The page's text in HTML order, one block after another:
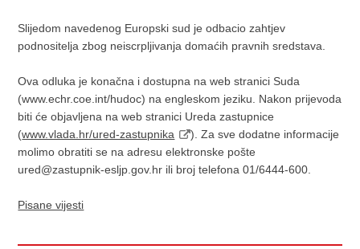
Slijedom navedenog Europski sud je odbacio zahtjev
podnositelja zbog neiscrpljivanja domaćih pravnih sredstava.
Ova odluka je konačna i dostupna na web stranici Suda
(www.echr.coe.int/hudoc) na engleskom jeziku. Nakon prijevoda
biti će objavljena na web stranici Ureda zastupnice
(www.vlada.hr/ured-zastupnika
). Za sve dodatne informacije
molimo obratiti se na adresu elektronske pošte
ured@zastupnik-esljp.gov.hr ili broj telefona 01/6444-600.
Pisane vijesti